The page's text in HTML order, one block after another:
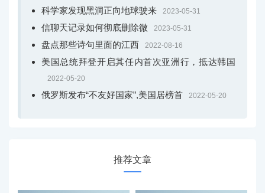
联盟轮值主席国埃及、中非合作论坛现任非方共同主席国
塞内加尔领导人和联合国秘书长古特雷斯悉数出席。与会
领导人就深化中非合作、支持非洲发展和联合国工作、维
护多边主义等重大问题交换意见，达成广泛共识。
勇立潮头 引领世界各国开放合作
互动交流环节就逆全球化等回答主持人提问时指出。
科学家发现黑洞正向地球驶来 2023-05-31
信聊天记录如何彻底删除微 2023-05-31
盘点那些诗句里面的江西 2022-08-16
美国总统拜登开启其任内首次亚洲行，抵达韩国
2022-05-20
俄罗斯发布“不友好国家”,美国居榜首 2022-05-20
推荐文章